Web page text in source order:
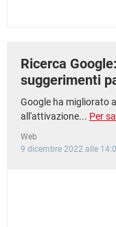
Ricerca
suggerimenti
Google ha migliorato
all'attivazione... Per
Web
9 dicembre 2022 alle